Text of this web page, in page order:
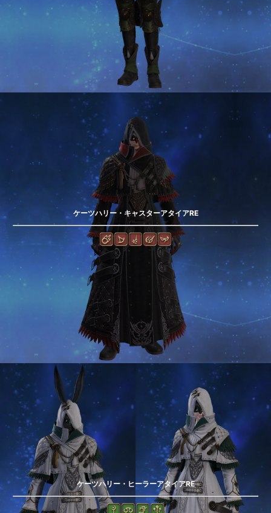
ケーツハリー・キャスターアタイアRE
ケーツハリー・ヒーラーアタイアRE